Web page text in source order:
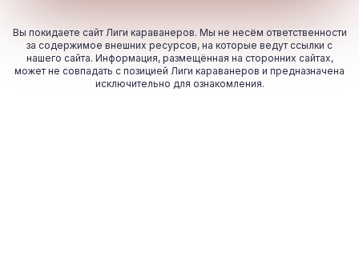
Вы покидаете сайт Лиги караванеров. Мы не несём ответственности
за содержимое внешних ресурсов, на которые ведут ссылки с
нашего сайта. Информация, размещённая на сторонних сайтах,
может не совпадать с позицией Лиги караванеров и предназначена
исключительно для ознакомления.